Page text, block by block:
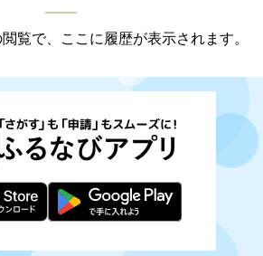
覧で、ここに履歴が表示されます。